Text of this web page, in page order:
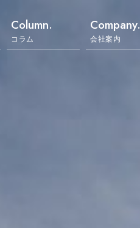
Column.
コラム
Company.
会社案内